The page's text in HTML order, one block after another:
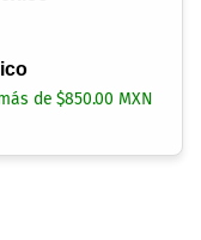
de $850.00 MXN